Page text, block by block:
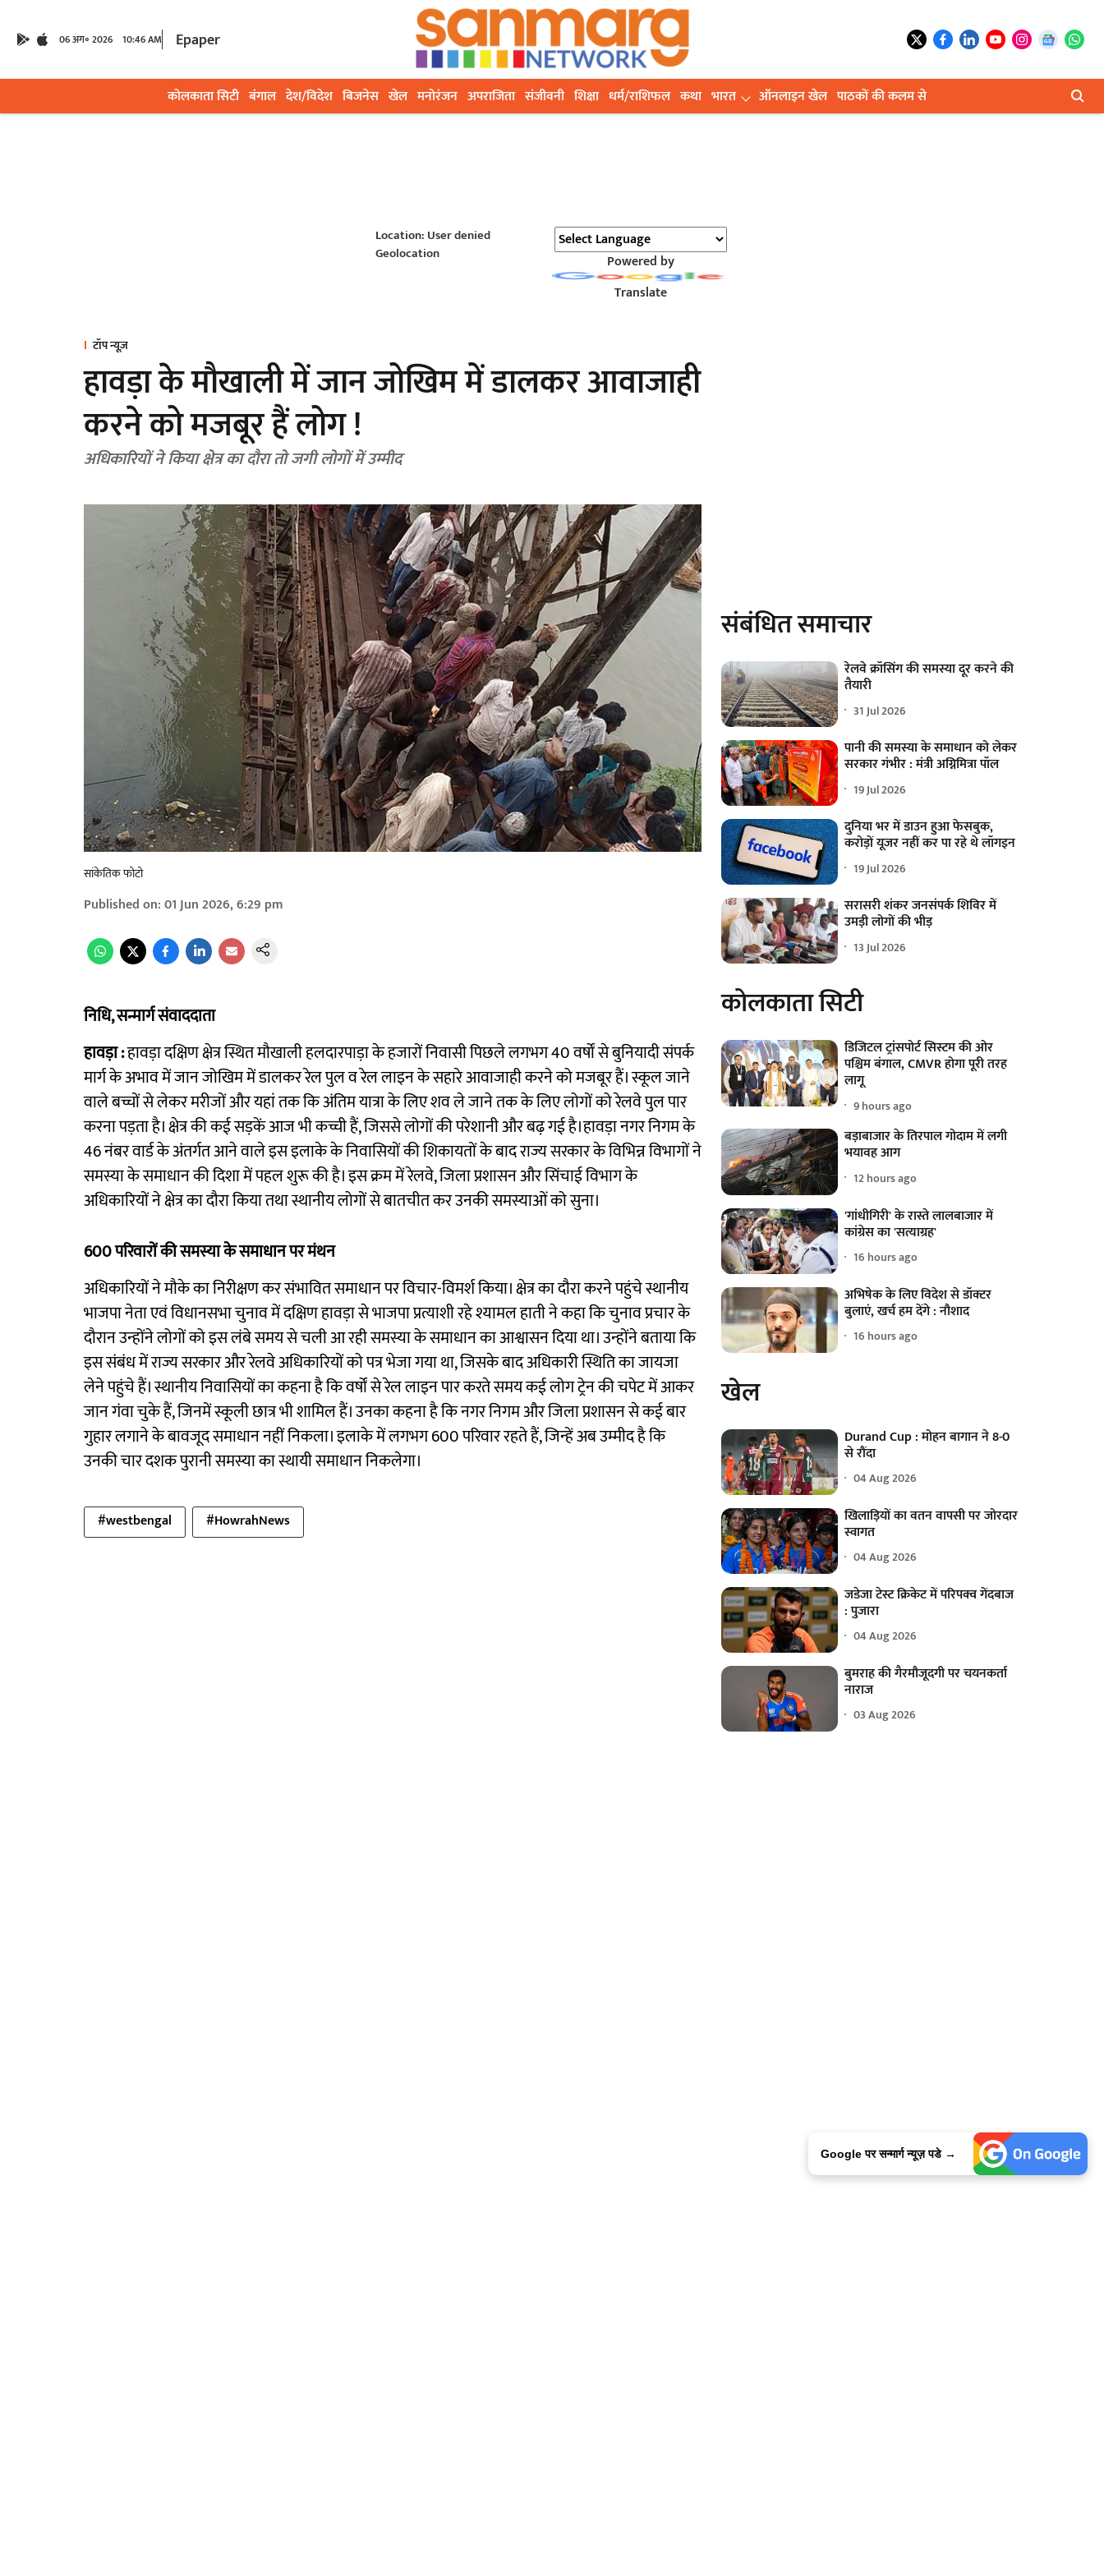
06 अग॰ 2026 10:46 AM Epaper
कोलकाता सिटी बंगाल देश/विदेश बिजनेस खेल मनोरंजन अपराजिता संजीवनी शिक्षा धर्म/राशिफल कथा भारत ऑनलाइन खेल पाठकों की कलम से
Location: User denied
Geolocation
Powered by
Translate
टॉप न्यूज़
हावड़ा के मौखाली में जान जोखिम में डालकर आवाजाही
करने को मजबूर हैं लोग !
अधिकारियों ने किया क्षेत्र का दौरा तो जगी लोगों में उम्मीद
सांकेतिक फोटो
Published on:01 Jun 2026, 6:29 pm
निधि, सन्मार्ग संवाददाता
हावड़ा :हावड़ा दक्षिण क्षेत्र स्थित मौखाली हलदारपाड़ा के हजारों निवासी पिछले लगभग 40 वर्षों से बुनियादी संपर्क
मार्ग के अभाव में जान जोखिम में डालकर रेल पुल व रेल लाइन के सहारे आवाजाही करने को मजबूर हैं। स्कूल जाने
वाले बच्चों से लेकर मरीजों और यहां तक कि अंतिम यात्रा के लिए शव ले जाने तक के लिए लोगों को रेलवे पुल पार
करना पड़ता है। क्षेत्र की कई सड़कें आज भी कच्ची हैं, जिससे लोगों की परेशानी और बढ़ गई है।हावड़ा नगर निगम के
46 नंबर वार्ड के अंतर्गत आने वाले इस इलाके के निवासियों की शिकायतों के बाद राज्य सरकार के विभिन्न विभागों ने
समस्या के समाधान की दिशा में पहल शुरू की है। इस क्रम में रेलवे, जिला प्रशासन और सिंचाई विभाग के
अधिकारियों ने क्षेत्र का दौरा किया तथा स्थानीय लोगों से बातचीत कर उनकी समस्याओं को सुना।
600 परिवारों की समस्या के समाधान पर मंथन
अधिकारियों ने मौके का निरीक्षण कर संभावित समाधान पर विचार-विमर्श किया। क्षेत्र का दौरा करने पहुंचे स्थानीय
भाजपा नेता एवं विधानसभा चुनाव में दक्षिण हावड़ा से भाजपा प्रत्याशी रहे श्यामल हाती ने कहा कि चुनाव प्रचार के
दौरान उन्होंने लोगों को इस लंबे समय से चली आ रही समस्या के समाधान का आश्वासन दिया था। उन्होंने बताया कि
इस संबंध में राज्य सरकार और रेलवे अधिकारियों को पत्र भेजा गया था, जिसके बाद अधिकारी स्थिति का जायजा
लेने पहुंचे हैं। स्थानीय निवासियों का कहना है कि वर्षों से रेल लाइन पार करते समय कई लोग ट्रेन की चपेट में आकर
जान गंवा चुके हैं, जिनमें स्कूली छात्र भी शामिल हैं। उनका कहना है कि नगर निगम और जिला प्रशासन से कई बार
गुहार लगाने के बावजूद समाधान नहीं निकला। इलाके में लगभग 600 परिवार रहते हैं, जिन्हें अब उम्मीद है कि
उनकी चार दशक पुरानी समस्या का स्थायी समाधान निकलेगा।
#westbengal #HowrahNews
संबंधित समाचार
रेलवे क्रॉसिंग की समस्या दूर करने की
तैयारी
31 Jul 2026
पानी की समस्या के समाधान को लेकर
सरकार गंभीर : मंत्री अग्निमित्रा पॉल
19 Jul 2026
दुनिया भर में डाउन हुआ फेसबुक,
करोड़ों यूजर नहीं कर पा रहे थे लॉगइन
19 Jul 2026
सरासरी शंकर जनसंपर्क शिविर में
उमड़ी लोगों की भीड़
13 Jul 2026
कोलकाता सिटी
डिजिटल ट्रांसपोर्ट सिस्टम की ओर
पश्चिम बंगाल, CMVR होगा पूरी तरह
लागू
9 hours ago
बड़ाबाजार के तिरपाल गोदाम में लगी
भयावह आग
12 hours ago
'गांधीगिरी' के रास्ते लालबाजार में
कांग्रेस का 'सत्याग्रह'
16 hours ago
अभिषेक के लिए विदेश से डॉक्टर
बुलाएं, खर्च हम देंगे : नौशाद
16 hours ago
खेल
Durand Cup : मोहन बागान ने 8-0
से रौंदा
04 Aug 2026
खिलाड़ियों का वतन वापसी पर जोरदार
स्वागत
04 Aug 2026
जडेजा टेस्ट क्रिकेट में परिपक्व गेंदबाज
: पुजारा
04 Aug 2026
बुमराह की गैरमौजूदगी पर चयनकर्ता
नाराज
03 Aug 2026
Google पर सन्मार्ग न्यूज़ पडे →